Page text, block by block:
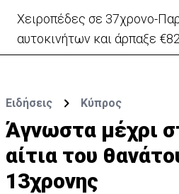
ΠτΔ προς νέα μέλη
χρόνου-Δουλειά 24 ώρες το
Ειδήσεις Κύπρος
Άγνωστα μέχρι
αίτια του
13χρονης